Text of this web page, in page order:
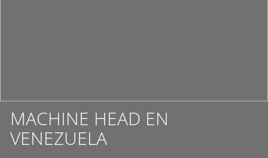
MACHINE HEAD EN
VENEZUELA